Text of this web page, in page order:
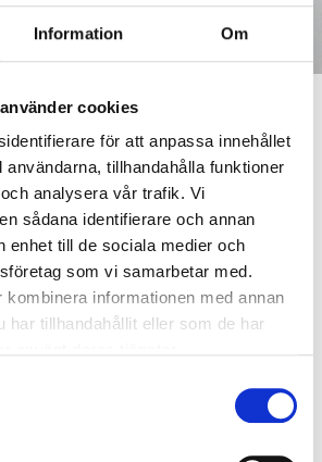
Information Om
cookies
för att anpassa innehållet
användarna, tillhandahålla funktioner
analysera vår trafik. Vi
sådana identifierare och annan
enhet till de sociala medier och
som vi samarbetar med.
informationen med annan
har tillhandahållit eller som de har
lär dej om fiber på
Expo, som ordnas i slutet av denna
E10 på fredag 26.5 kl. 14 - 20 och